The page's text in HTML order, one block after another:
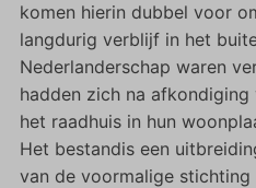
komen hierin dubbel voor
langdurig verblijf in het
Nederlanderschap waren
hadden zich na
het raadhuis in hun
Het bestandis een
van de voormalige